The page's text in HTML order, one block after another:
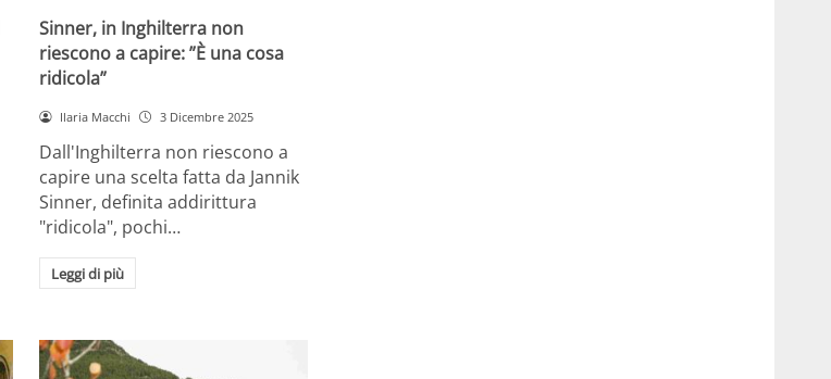
Sinner, in Inghilterra non
riescono a capire: ”È una cosa
ridicola”
Ilaria Macchi 3 Dicembre 2025
Dall'Inghilterra non riescono a
capire una scelta fatta da Jannik
Sinner, definita addirittura
"ridicola", pochi…
Leggi di più